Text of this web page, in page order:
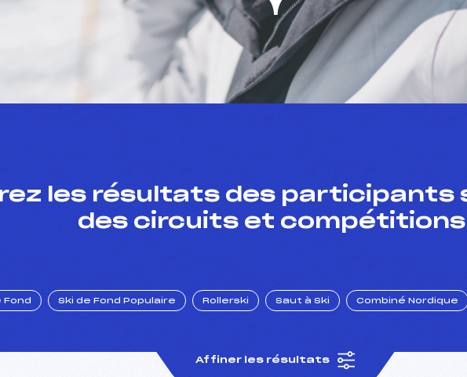
les résultats des participants
des circuits et
Fond Ski de Fond Populaire Rollerski Saut à Ski Combiné Nordique
Affiner les résultats